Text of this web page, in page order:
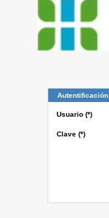
Usuario (*)
Clave (*)